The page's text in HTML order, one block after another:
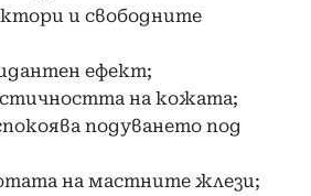
и свободните
ефект;
на кожата;
подуването под
на мастните жлези;